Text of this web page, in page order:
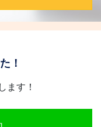
！
ます！